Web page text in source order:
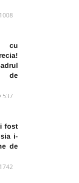
1008
cu
de
537
fost
i-
de
1742